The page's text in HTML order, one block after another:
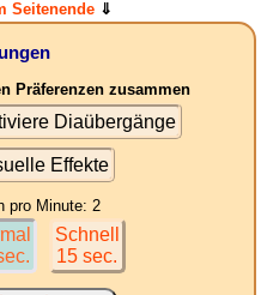
Seitenende ⇓
Präferenzen zusammen
Diaübergänge
Effekte
pro Minute: 2
Schnell
15 sec.